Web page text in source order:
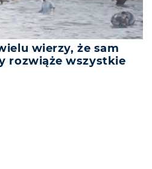
wierzy, że sam
rozwiąże wszystkie